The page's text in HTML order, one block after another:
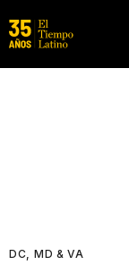
DC, MD & VA